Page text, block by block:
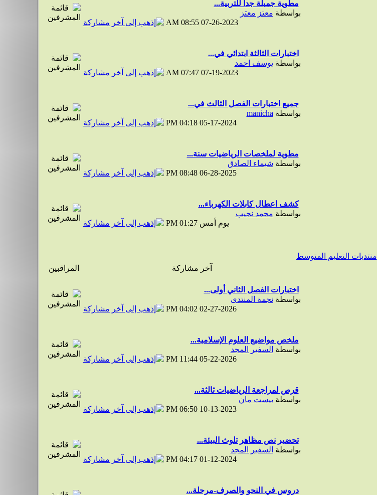
مطوية جميلة جدا للتربية...
بواسطة معتز معتز
07-26-2023
08:55 AM
اختبارات الثالثة ابتدائي في...
بواسطة يوسف احمد
07-19-2023
07:47 AM
جميع اختبارات الفصل الثالث في...
بواسطة manicha
05-17-2024
04:18 PM
مطوية لملخصات الرياضيات سنة...
بواسطة شيماء الصادق
06-28-2025
08:48 PM
كشف اعطال كابلات الكهرباء...
بواسطة محمد نجيب
يوم أمس01:27 PM
منتديات التعليم المتوسط
آخر مشاركة
المراقبين
اختبارات الفصل الثاني أولى...
بواسطة نجمة المنتدى
02-27-2026
04:02 PM
ملخص مواضيع العلوم الإسلامية...
بواسطة السفير المجد
05-22-2026
11:44 PM
قرص لمراجعة الرياضيات ثالثة...
بواسطة بيست مان
10-13-2023
06:50 PM
تحضير نص مظاهر تلوث البيئة...
بواسطة السفير المجد
01-12-2024
04:17 PM
دروس في النحو والصرف-مرحلة...